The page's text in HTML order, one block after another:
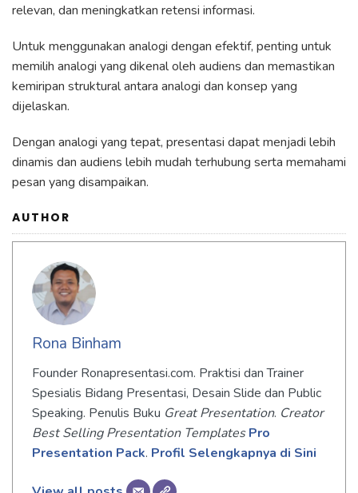
relevan, dan meningkatkan retensi informasi.
Untuk menggunakan analogi dengan efektif, penting untuk
memilih analogi yang dikenal oleh audiens dan memastikan
kemiripan struktural antara analogi dan konsep yang
dijelaskan.
Dengan analogi yang tepat, presentasi dapat menjadi lebih
dinamis dan audiens lebih mudah terhubung serta memahami
pesan yang disampaikan.
AUTHOR
Rona Binham
Founder Ronapresentasi.com. Praktisi dan Trainer
Spesialis Bidang Presentasi, Desain Slide dan Public
Speaking. Penulis Buku Great Presentation. Creator
Best Selling Presentation Templates Pro
Presentation Pack. Profil Selengkapnya di Sini